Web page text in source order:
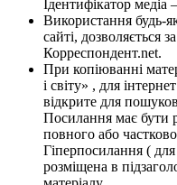
Ідентифікатор медіа
Використання будь-
сайті, дозволяється
Корреспондент.net.
При копіюванні
і світу» , для
відкрите для
Посилання має бути
повного або
Гіперпосилання (
розміщена в